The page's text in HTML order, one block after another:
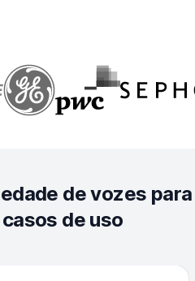
de vozes para
de uso